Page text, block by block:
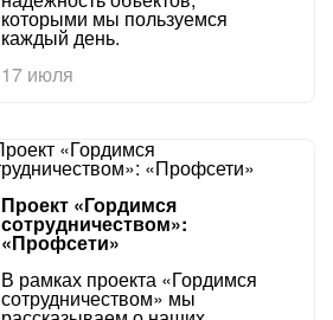
которыми мы пользуемся
каждый день.
17 июля
Проект «Гордимся
сотрудничеством»:
«Профсети»
В рамках проекта «Гордимся
сотрудничеством» мы